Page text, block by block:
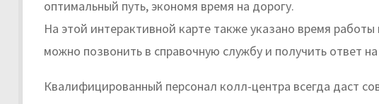
оптимальный путь, экономя время на дорогу.
На этой интерактивной карте также указано время
можно позвонить в справочную службу и получить ответ
Квалифицированный персонал колл-центра всегда даст